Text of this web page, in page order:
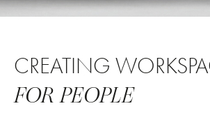
CREATING
FOR PEOPLE